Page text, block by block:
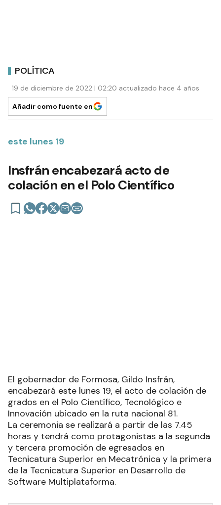
POLÍTICA
19 de diciembre de 2022 | 02:20 actualizado hace 4 años
Añadir como fuente en
este lunes 19
Insfrán encabezará acto de
colación en el Polo Científico
El gobernador de Formosa, Gildo Insfrán,
encabezará este lunes 19, el acto de colación de
grados en el Polo Científico, Tecnológico e
Innovación ubicado en la ruta nacional 81.
La ceremonia se realizará a partir de las 7.45
horas y tendrá como protagonistas a la segunda
y tercera promoción de egresados en
Tecnicatura Superior en Mecatrónica y la primera
de la Tecnicatura Superior en Desarrollo de
Software Multiplataforma.